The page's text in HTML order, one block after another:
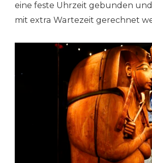
eine feste Uhrzeit gebunden
mit extra Wartezeit gerechnet